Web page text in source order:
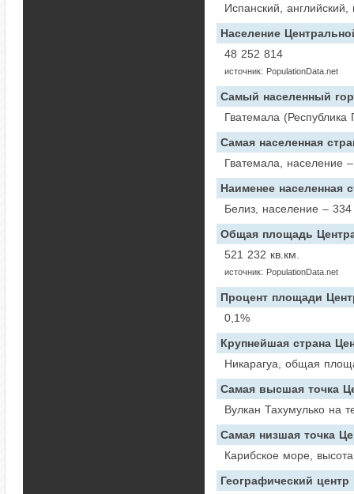
Испанский,
Население
48 252 814
источник: PopulationData.net
Самый населенный
Гватемала
Самая населенная
Гватемала, население
Наименее населенная
Белиз, население –
Общая площадь
521 232 кв.км.
источник: PopulationData.net
Процент площади
0,1%
Крупнейшая страна
Никарагуа, общая
Самая высшая точка
Вулкан Тахумулько на
Самая низшая точка
Карибское море,
Географический центр